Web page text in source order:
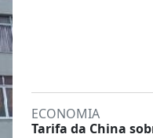
ECONOMIA
Tarifa da China